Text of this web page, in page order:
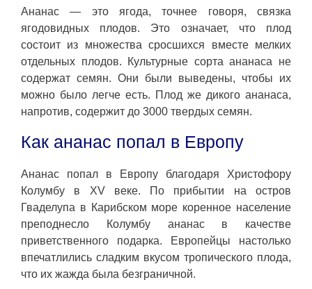
Ананас — это ягода, точнее говоря, связка
ягодовидных плодов. Это означает, что плод
состоит из множества сросшихся вместе мелких
отдельных плодов. Культурные сорта ананаса не
содержат семян. Они были выведены, чтобы их
можно было легче есть. Плод же дикого ананаса,
напротив, содержит до 3000 твердых семян.
Как ананас попал в Европу
Ананас попал в Европу благодаря Христофору
Колумбу в XV веке. По прибытии на остров
Гваделупа в Карибском море коренное население
преподнесло Колумбу ананас в качестве
приветственного подарка. Европейцы настолько
впечатлились сладким вкусом тропического плода,
что их жажда была безграничной.